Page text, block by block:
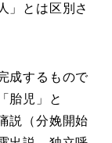
」とは区別さ
成するもので
胎児」と
説（分娩開始